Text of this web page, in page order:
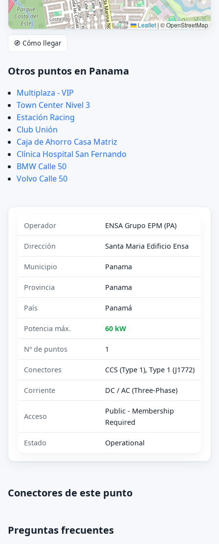
Leaflet | © OpenStreetMap
🧭 Cómo llegar
Otros puntos en Panama
Multiplaza - VIP
Town Center Nivel 3
Estación Racing
Club Unión
Caja de Ahorro Casa Matriz
Clínica Hospital San Fernando
BMW Calle 50
Volvo Calle 50
Operador ENSA Grupo EPM (PA)
Dirección Santa Maria Edificio Ensa
Municipio Panama
Provincia Panama
País Panamá
Potencia máx. 60 kW
Nº de puntos 1
Conectores CCS (Type 1), Type 1 (J1772)
Corriente DC / AC (Three-Phase)
Acceso
Public - Membership
Required
Estado Operational
Conectores de este punto
Preguntas frecuentes